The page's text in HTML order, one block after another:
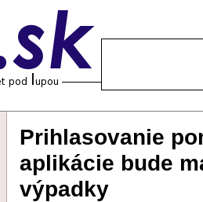
Prihlasovanie
aplikácie bude
výpadky